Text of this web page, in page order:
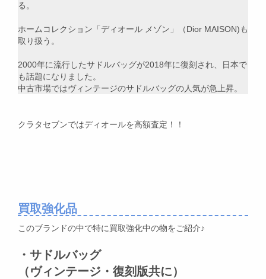
る。
ホームコレクション「ディオール メゾン」（Dior MAISON)も
取り扱う。
2000年に流行したサドルバッグが2018年に復刻され、日本で
も話題になりました。
中古市場ではヴィンテージのサドルバッグの人気が急上昇。
クラタセブンではディオールを高額査定！！
買取強化品
このブランドの中で特に買取強化中の物をご紹介♪
・サドルバッグ
（ヴィンテージ・復刻版共に）